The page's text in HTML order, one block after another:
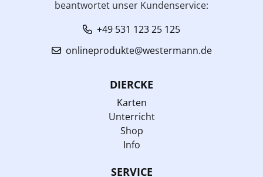
beantwortet unser Kundenservice:
+49 531 123 25 125
onlineprodukte@westermann.de
DIERCKE
Karten
Unterricht
Shop
Info
SERVICE